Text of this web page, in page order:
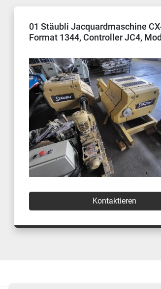
Stäubli Jacquardmaschine CX-860 /
1344, Controller JC4, Modules M4
Kontaktieren